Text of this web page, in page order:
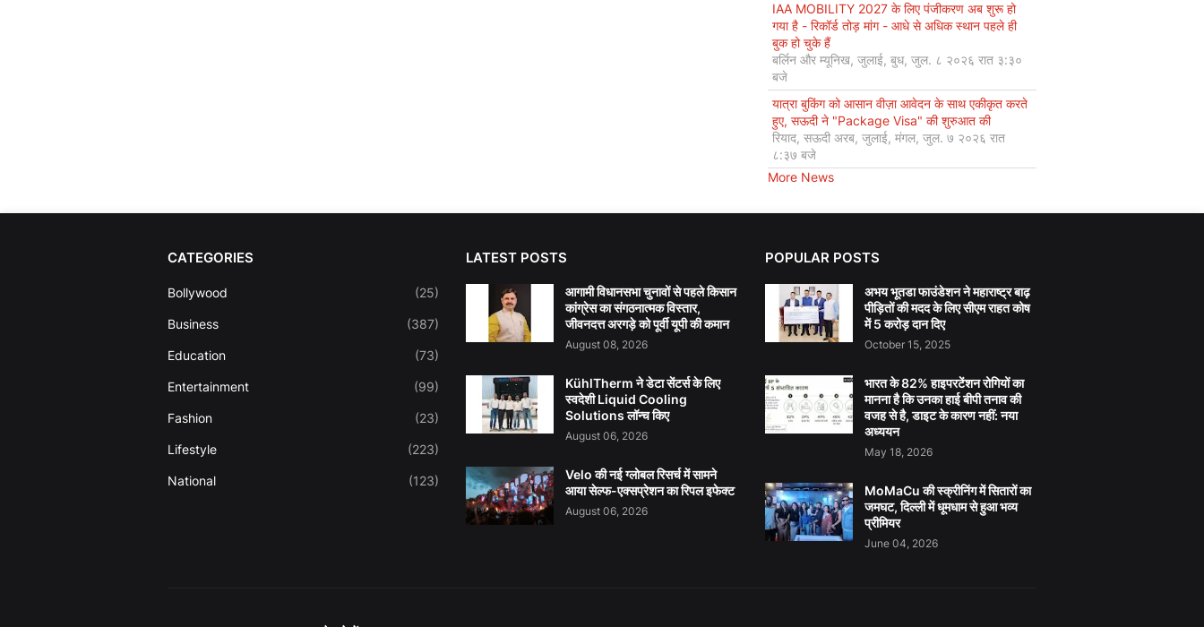
IAA MOBILITY 2027 के लिए पंजीकरण अब शुरू हो
गया है - रिकॉर्ड तोड़ मांग - आधे से अधिक स्थान पहले ही
बुक हो चुके हैं
बर्लिन और म्यूनिख, जुलाई, बुध, जुल. ८ २०२६ रात ३:३०
बजे
यात्रा बुकिंग को आसान वीज़ा आवेदन के साथ एकीकृत करते
हुए, सऊदी ने "Package Visa" की शुरुआत की
रियाद, सऊदी अरब, जुलाई, मंगल, जुल. ७ २०२६ रात
८:३७ बजे
More News
CATEGORIES
Bollywood (25)
Business (387)
Education (73)
Entertainment (99)
Fashion (23)
Lifestyle (223)
National (123)
LATEST POSTS
आगामी विधानसभा चुनावों से पहले किसान
कांग्रेस का संगठनात्मक विस्तार,
जीवनदत्त अरगड़े को पूर्वी यूपी की कमान
August 08, 2026
KühlTherm ने डेटा सेंटर्स के लिए
स्वदेशी Liquid Cooling
Solutions लॉन्च किए
August 06, 2026
Velo की नई ग्लोबल रिसर्च में सामने
आया सेल्फ-एक्सप्रेशन का रिपल इफेक्ट
August 06, 2026
POPULAR POSTS
अभय भूतडा फाउंडेशन ने महाराष्ट्र बाढ़
पीड़ितों की मदद के लिए सीएम राहत कोष
में 5 करोड़ दान दिए
October 15, 2025
भारत के 82% हाइपरटेंशन रोगियों का
मानना है कि उनका हाई बीपी तनाव की
वजह से है, डाइट के कारण नहीं: नया
अध्ययन
May 18, 2026
MoMaCu की स्क्रीनिंग में सितारों का
जमघट, दिल्ली में धूमधाम से हुआ भव्य
प्रीमियर
June 04, 2026